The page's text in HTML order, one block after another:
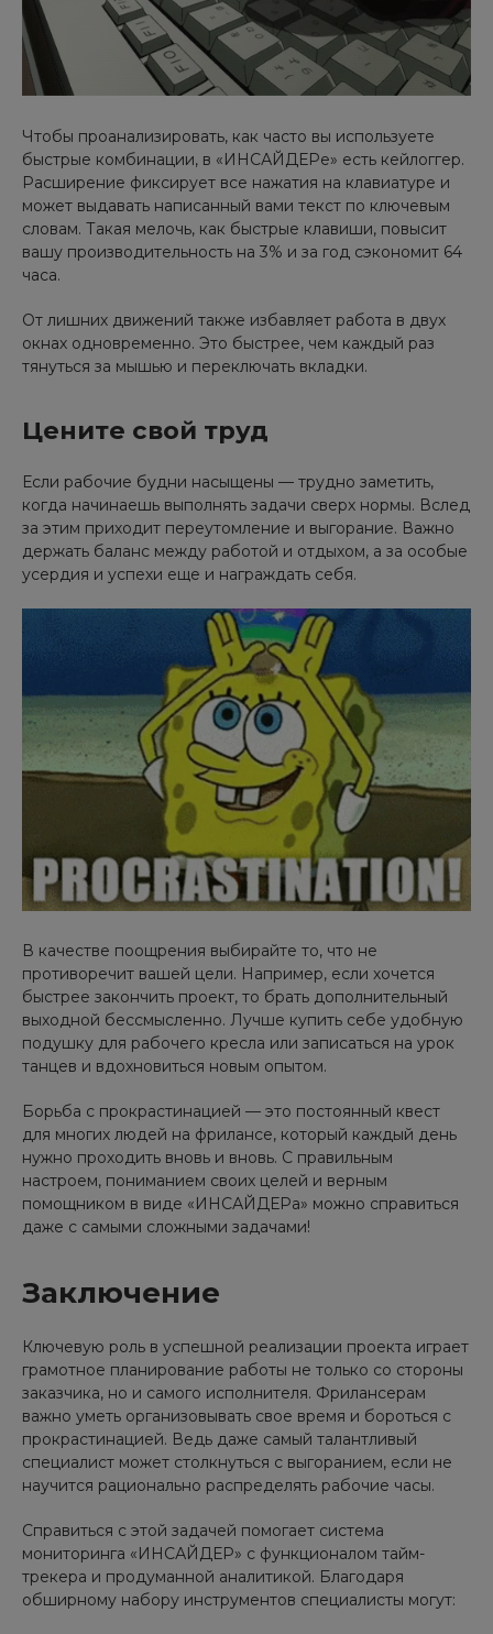
Чтобы проанализировать, как часто вы используете
быстрые комбинации, в «ИНСАЙДЕРе» есть кейлоггер.
Расширение фиксирует все нажатия на клавиатуре и
может выдавать написанный вами текст по ключевым
словам. Такая мелочь, как быстрые клавиши, повысит
вашу производительность на 3% и за год сэкономит 64
часа.
От лишних движений также избавляет работа в двух
окнах одновременно. Это быстрее, чем каждый раз
тянуться за мышью и переключать вкладки.
Цените свой труд
Если рабочие будни насыщены — трудно заметить,
когда начинаешь выполнять задачи сверх нормы. Вслед
за этим приходит переутомление и выгорание. Важно
держать баланс между работой и отдыхом, а за особые
усердия и успехи еще и награждать себя.
В качестве поощрения выбирайте то, что не
противоречит вашей цели. Например, если хочется
быстрее закончить проект, то брать дополнительный
выходной бессмысленно. Лучше купить себе удобную
подушку для рабочего кресла или записаться на урок
танцев и вдохновиться новым опытом.
Борьба с прокрастинацией — это постоянный квест
для многих людей на фрилансе, который каждый день
нужно проходить вновь и вновь. С правильным
настроем, пониманием своих целей и верным
помощником в виде «ИНСАЙДЕРа» можно справиться
даже с самыми сложными задачами!
Заключение
Ключевую роль в успешной реализации проекта играет
грамотное планирование работы не только со стороны
заказчика, но и самого исполнителя. Фрилансерам
важно уметь организовывать свое время и бороться с
прокрастинацией. Ведь даже самый талантливый
специалист может столкнуться с выгоранием, если не
научится рационально распределять рабочие часы.
Справиться с этой задачей помогает система
мониторинга «ИНСАЙДЕР» с функционалом тайм-
трекера и продуманной аналитикой. Благодаря
обширному набору инструментов специалисты могут: